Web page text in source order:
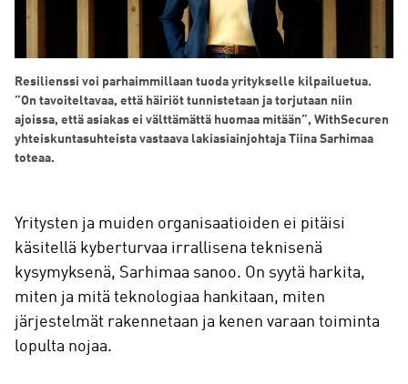
Resilienssi voi parhaimmillaan tuoda yritykselle kilpailuetua.
”On tavoiteltavaa, että häiriöt tunnistetaan ja torjutaan niin
ajoissa, että asiakas ei välttämättä huomaa mitään”, WithSecuren
yhteiskuntasuhteista vastaava lakiasiainjohtaja Tiina Sarhimaa
toteaa.
Yritysten ja muiden organisaatioiden ei pitäisi
käsitellä kyberturvaa irrallisena teknisenä
kysymyksenä, Sarhimaa sanoo. On syytä harkita,
miten ja mitä teknologiaa hankitaan, miten
järjestelmät rakennetaan ja kenen varaan toiminta
lopulta nojaa.